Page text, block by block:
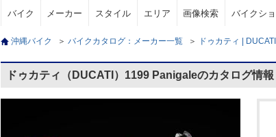
バイク メーカー スタイル エリア 画像検索 バイクシ
沖縄バイク ＞ バイクカタログ：メーカー一覧 ＞ ドゥカティ | DUCATI
ドゥカティ（DUCATI）1199 Panigaleのカタログ情報